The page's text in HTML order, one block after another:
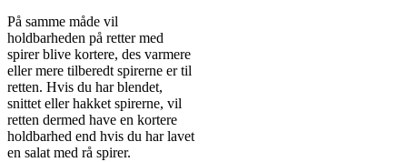
På samme måde vil
holdbarheden på retter med
spirer blive kortere, des varmere
eller mere tilberedt spirerne er til
retten. Hvis du har blendet,
snittet eller hakket spirerne, vil
retten dermed have en kortere
holdbarhed end hvis du har lavet
en salat med rå spirer.